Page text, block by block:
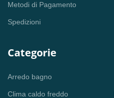
Metodi di Pagamento
Spedizioni
Categorie
Arredo bagno
Clima caldo freddo